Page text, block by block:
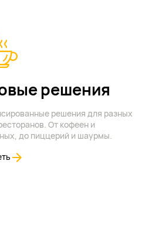
решения
решения для разных
От кофеен и
до пиццерий и шаурмы.